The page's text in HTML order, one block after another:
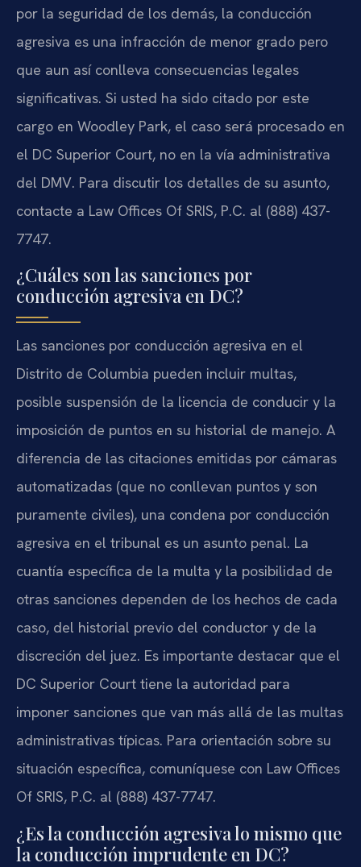
por la seguridad de los demás, la conducción
agresiva es una infracción de menor grado pero
que aun así conlleva consecuencias legales
significativas. Si usted ha sido citado por este
cargo en Woodley Park, el caso será procesado en
el DC Superior Court, no en la vía administrativa
del DMV. Para discutir los detalles de su asunto,
contacte a Law Offices Of SRIS, P.C. al (888) 437-
7747.
¿Cuáles son las sanciones por
conducción agresiva en DC?
Las sanciones por conducción agresiva en el
Distrito de Columbia pueden incluir multas,
posible suspensión de la licencia de conducir y la
imposición de puntos en su historial de manejo. A
diferencia de las citaciones emitidas por cámaras
automatizadas (que no conllevan puntos y son
puramente civiles), una condena por conducción
agresiva en el tribunal es un asunto penal. La
cuantía específica de la multa y la posibilidad de
otras sanciones dependen de los hechos de cada
caso, del historial previo del conductor y de la
discreción del juez. Es importante destacar que el
DC Superior Court tiene la autoridad para
imponer sanciones que van más allá de las multas
administrativas típicas. Para orientación sobre su
situación específica, comuníquese con Law Offices
Of SRIS, P.C. al (888) 437-7747.
¿Es la conducción agresiva lo mismo que
la conducción imprudente en DC?